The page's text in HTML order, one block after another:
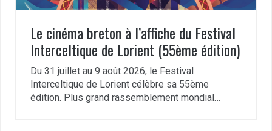
Le cinéma breton à l’affiche du Festival
Interceltique de Lorient (55ème édition)
Du 31 juillet au 9 août 2026, le Festival
Interceltique de Lorient célèbre sa 55ème
édition. Plus grand rassemblement mondial…